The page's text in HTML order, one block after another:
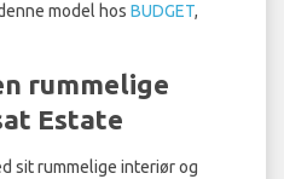
model hos BUDGET,
rummelige
Estate
sit rummelige interiør og